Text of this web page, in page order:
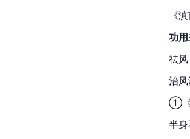
《
功
祛
治
①《
半身